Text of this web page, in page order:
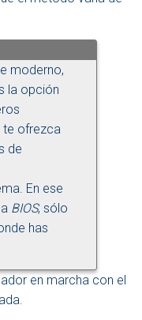
moderno,
la opción
te ofrezca
de
En ese
BIOS, sólo
has
en marcha con el